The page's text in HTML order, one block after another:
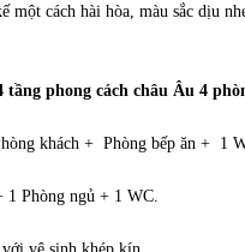
một cách hài hòa, màu sắc dịu
tầng phong cách châu Âu 4
khách + Phòng bếp ăn + 1
Phòng ngủ + 1 WC.